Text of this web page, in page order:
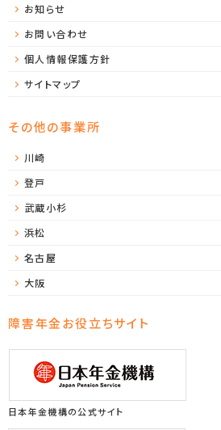
お知らせ
お問い合わせ
個人情報保護方針
サイトマップ
その他の事業所
川崎
登戸
武蔵小杉
浜松
名古屋
大阪
障害年金お役立ちサイト
日本年金機構の公式サイト